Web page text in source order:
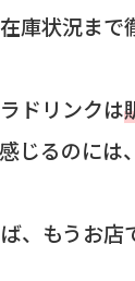
庫状況まで
ドリンクは
じるのには
、もうお